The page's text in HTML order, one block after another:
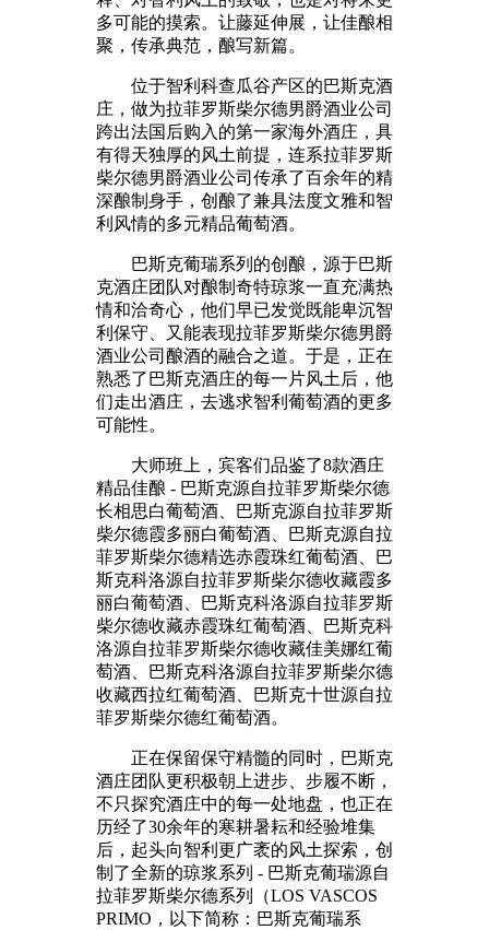
多可能的摸索。让藤延伸展，让佳酿相
聚，传承典范，酿写新篇。
位于智利科查瓜谷产区的巴斯克酒
庄，做为拉菲罗斯柴尔德男爵酒业公司
跨出法国后购入的第一家海外酒庄，具
有得天独厚的风土前提，连系拉菲罗斯
柴尔德男爵酒业公司传承了百余年的精
深酿制身手，创酿了兼具法度文雅和智
利风情的多元精品葡萄酒。
巴斯克葡瑞系列的创酿，源于巴斯
克酒庄团队对酿制奇特琼浆一直充满热
情和洽奇心，他们早已发觉既能卑沉智
利保守、又能表现拉菲罗斯柴尔德男爵
酒业公司酿酒的融合之道。于是，正在
熟悉了巴斯克酒庄的每一片风土后，他
们走出酒庄，去逃求智利葡萄酒的更多
可能性。
大师班上，宾客们品鉴了8款酒庄
精品佳酿 - 巴斯克源自拉菲罗斯柴尔德
长相思白葡萄酒、巴斯克源自拉菲罗斯
柴尔德霞多丽白葡萄酒、巴斯克源自拉
菲罗斯柴尔德精选赤霞珠红葡萄酒、巴
斯克科洛源自拉菲罗斯柴尔德收藏霞多
丽白葡萄酒、巴斯克科洛源自拉菲罗斯
柴尔德收藏赤霞珠红葡萄酒、巴斯克科
洛源自拉菲罗斯柴尔德收藏佳美娜红葡
萄酒、巴斯克科洛源自拉菲罗斯柴尔德
收藏西拉红葡萄酒、巴斯克十世源自拉
菲罗斯柴尔德红葡萄酒。
正在保留保守精髓的同时，巴斯克
酒庄团队更积极朝上进步、步履不断，
不只探究酒庄中的每一处地盘，也正在
历经了30余年的寒耕暑耘和经验堆集
后，起头向智利更广袤的风土探索，创
制了全新的琼浆系列 - 巴斯克葡瑞源自
拉菲罗斯柴尔德系列（LOS VASCOS
PRIMO，以下简称：巴斯克葡瑞系